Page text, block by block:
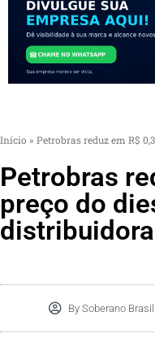
Início » Petrobras reduz em R$
Petrobras
preço do
BySoberano Brasil